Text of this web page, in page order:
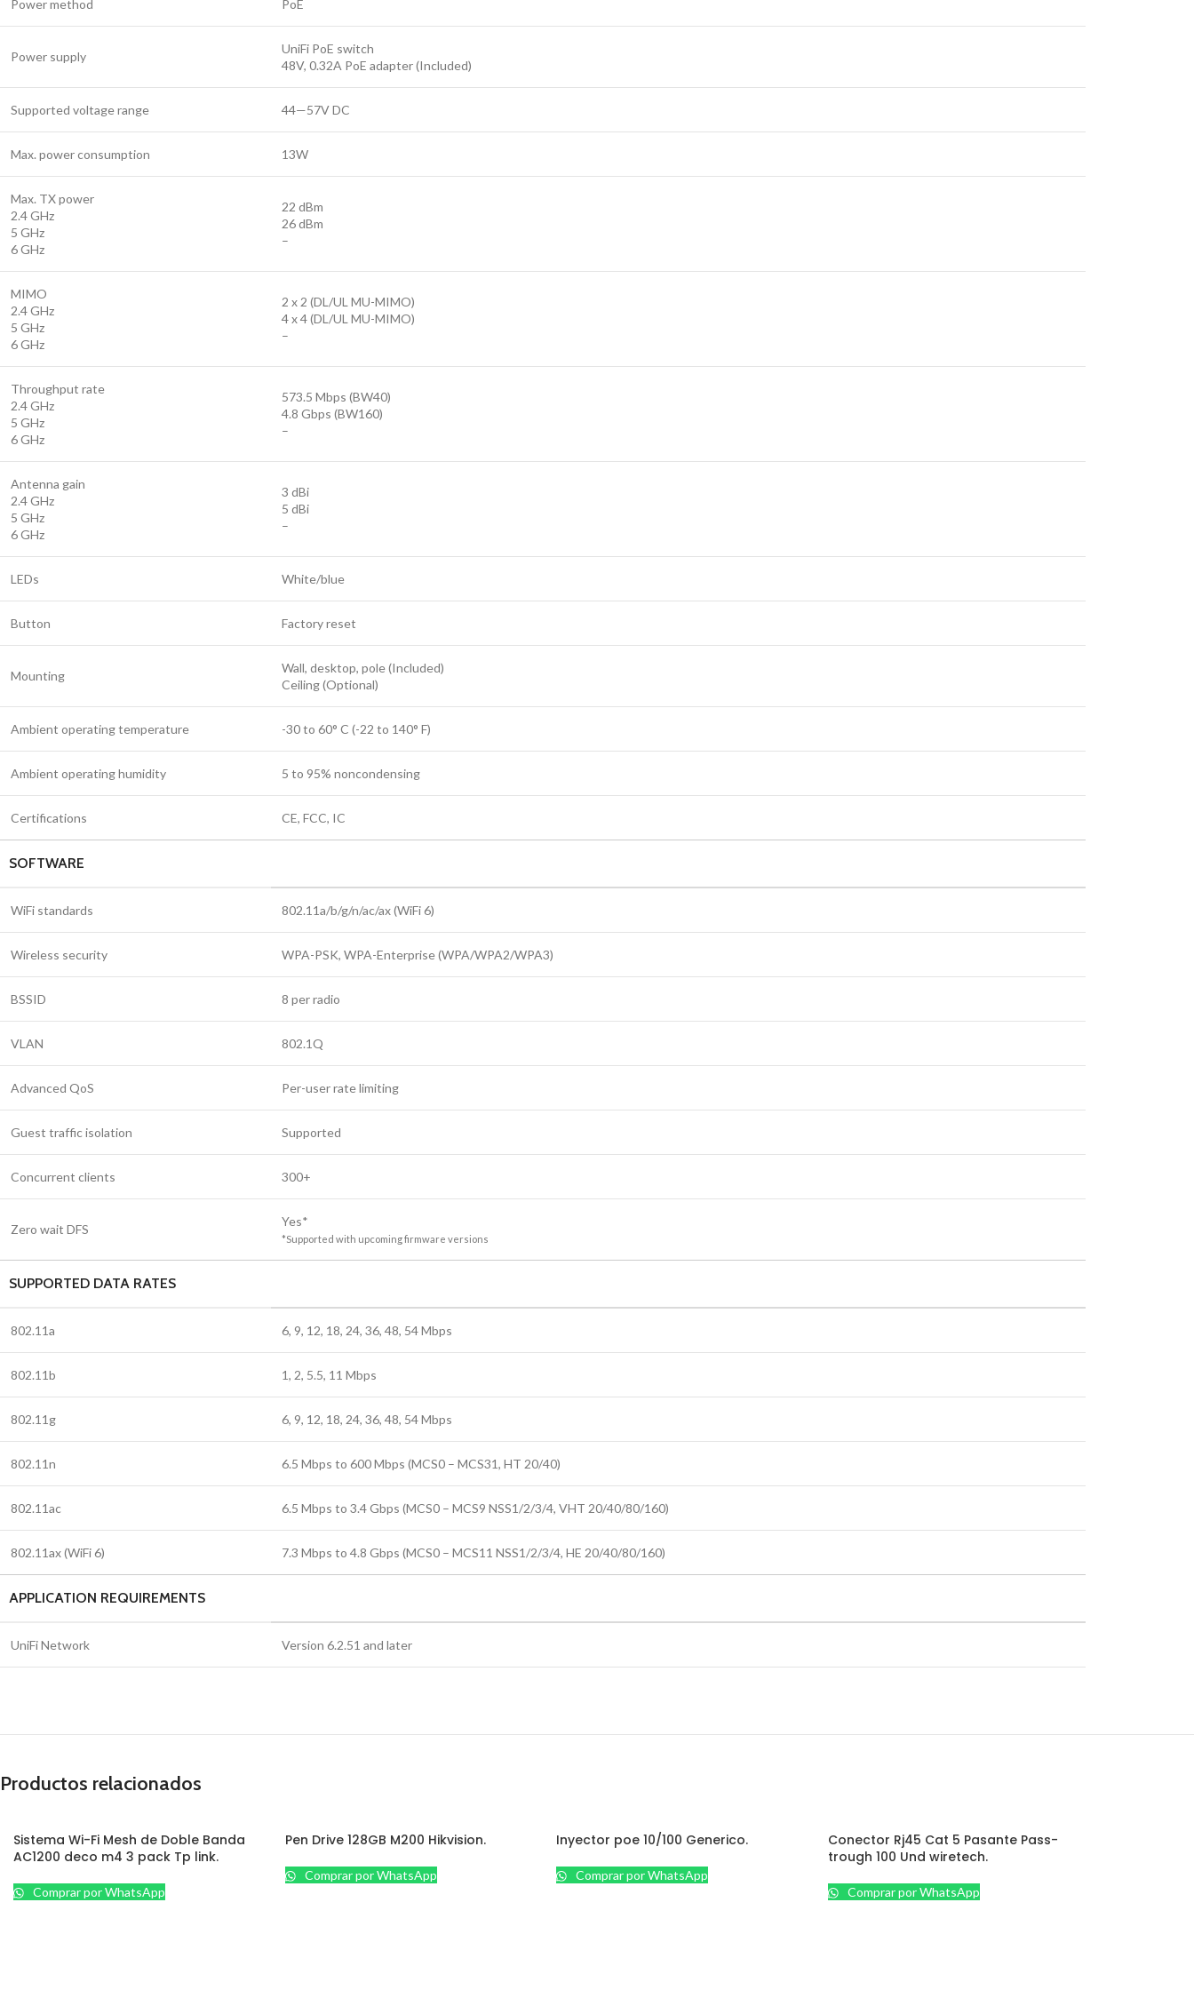
Power method PoE
Power supply
UniFi PoE switch
48V, 0.32A PoE adapter (Included)
Supported voltage range 44—57V DC
Max. power consumption 13W
Max. TX power
2.4 GHz
5 GHz
6 GHz
22 dBm
26 dBm
–
MIMO
2.4 GHz
5 GHz
6 GHz
2 x 2 (DL/UL MU-MIMO)
4 x 4 (DL/UL MU-MIMO)
–
Throughput rate
2.4 GHz
5 GHz
6 GHz
573.5 Mbps (BW40)
4.8 Gbps (BW160)
–
Antenna gain
2.4 GHz
5 GHz
6 GHz
3 dBi
5 dBi
–
LEDs White/blue
Button Factory reset
Mounting
Wall, desktop, pole (Included)
Ceiling (Optional)
Ambient operating temperature -30 to 60° C (-22 to 140° F)
Ambient operating humidity 5 to 95% noncondensing
Certifications CE, FCC, IC
SOFTWARE
WiFi standards 802.11a/b/g/n/ac/ax (WiFi 6)
Wireless security WPA-PSK, WPA-Enterprise (WPA/WPA2/WPA3)
BSSID 8 per radio
VLAN 802.1Q
Advanced QoS Per-user rate limiting
Guest traffic isolation Supported
Concurrent clients 300+
Zero wait DFS
Yes*
*Supported with upcoming firmware versions
SUPPORTED DATA RATES
802.11a 6, 9, 12, 18, 24, 36, 48, 54 Mbps
802.11b 1, 2, 5.5, 11 Mbps
802.11g 6, 9, 12, 18, 24, 36, 48, 54 Mbps
802.11n 6.5 Mbps to 600 Mbps (MCS0 – MCS31, HT 20/40)
802.11ac 6.5 Mbps to 3.4 Gbps (MCS0 – MCS9 NSS1/2/3/4, VHT 20/40/80/160)
802.11ax (WiFi 6) 7.3 Mbps to 4.8 Gbps (MCS0 – MCS11 NSS1/2/3/4, HE 20/40/80/160)
APPLICATION REQUIREMENTS
UniFi Network Version 6.2.51 and later
Productos relacionados
Sistema Wi-Fi Mesh de Doble Banda
AC1200 deco m4 3 pack Tp link.
Comprar por WhatsApp
Pen Drive 128GB M200 Hikvision.
Comprar por WhatsApp
Inyector poe 10/100 Generico.
Comprar por WhatsApp
Conector Rj45 Cat 5 Pasante Pass-
trough 100 Und wiretech.
Comprar por WhatsApp